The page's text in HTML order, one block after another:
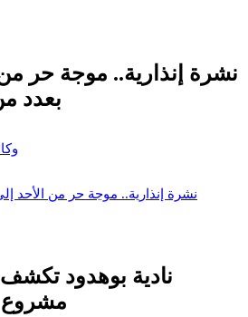
نشرة إنذارية.. موجة حر من
بعدد
نادية بوهدود
مشروع